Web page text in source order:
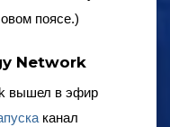
поясе.)
Network
вышел в эфир
канал